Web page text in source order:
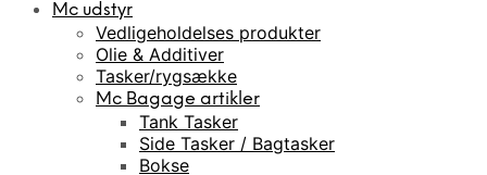
Mc udstyr
Vedligeholdelses produkter
Olie & Additiver
Tasker/rygsække
Mc Bagage artikler
Tank Tasker
Side Tasker / Bagtasker
Bokse